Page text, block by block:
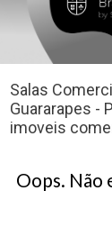
Salas
Guararapes -
imoveis
Oops. Não